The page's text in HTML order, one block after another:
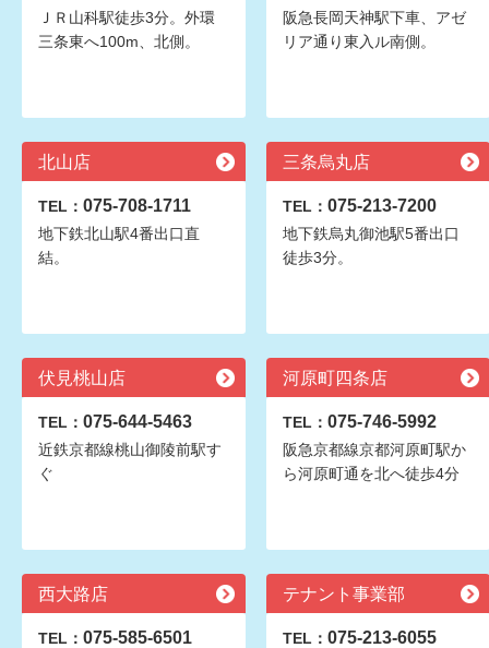
ＪＲ山科駅徒歩3分。外環
三条東へ100m、北側。
阪急長岡天神駅下車、アゼ
リア通り東入ル南側。
北山店
TEL： 075-708-1711
地下鉄北山駅4番出口直
結。
三条烏丸店
TEL： 075-213-7200
地下鉄烏丸御池駅5番出口
徒歩3分。
伏見桃山店
TEL： 075-644-5463
近鉄京都線桃山御陵前駅す
ぐ
河原町四条店
TEL： 075-746-5992
阪急京都線京都河原町駅か
ら河原町通を北へ徒歩4分
西大路店
TEL： 075-585-6501
テナント事業部
TEL： 075-213-6055